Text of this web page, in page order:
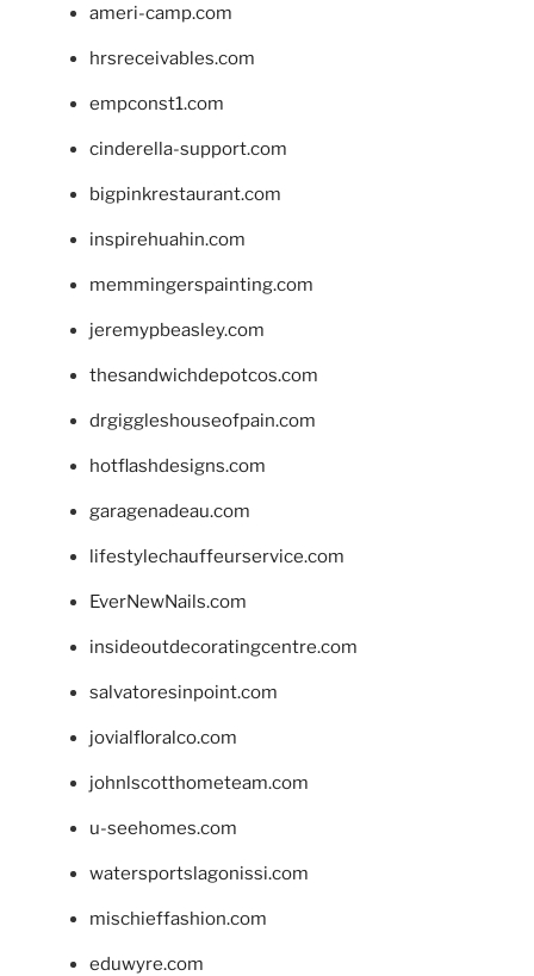
ameri-camp.com
hrsreceivables.com
empconst1.com
cinderella-support.com
bigpinkrestaurant.com
inspirehuahin.com
memmingerspainting.com
jeremypbeasley.com
thesandwichdepotcos.com
drgiggleshouseofpain.com
hotflashdesigns.com
garagenadeau.com
lifestylechauffeurservice.com
EverNewNails.com
insideoutdecoratingcentre.com
salvatoresinpoint.com
jovialfloralco.com
johnlscotthometeam.com
u-seehomes.com
watersportslagonissi.com
mischieffashion.com
eduwyre.com